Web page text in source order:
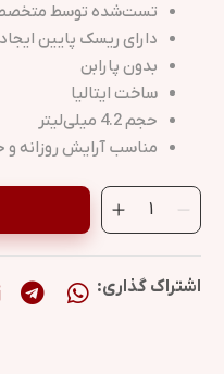
تست‌شده توسط
دارای ریسک پایین
بدون پارابن
ساخت ایتالیا
حجم 4.2 میلی‌لیتر
مناسب آرایش روزانه و
اشتراک گذاری: